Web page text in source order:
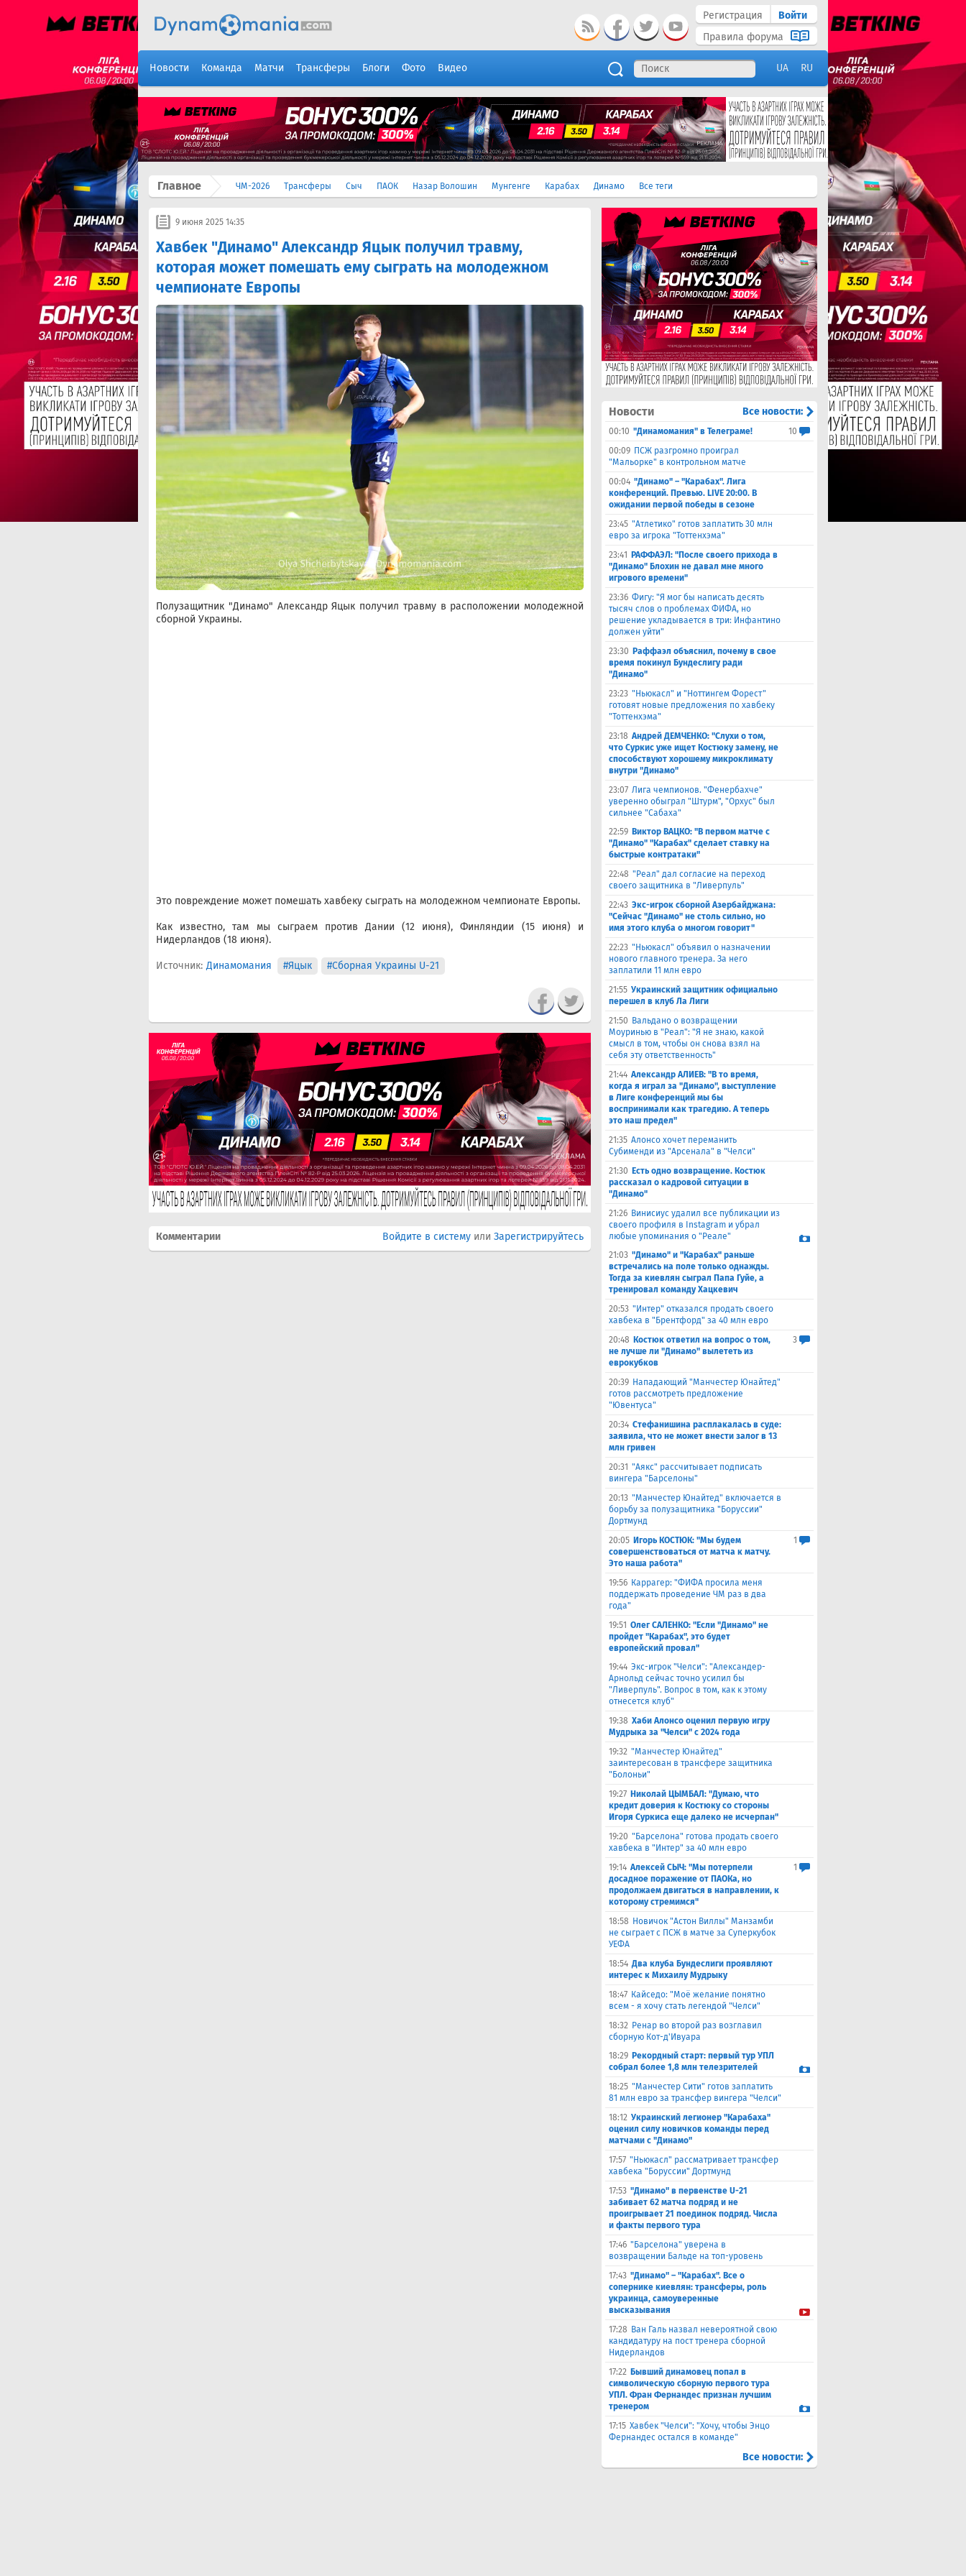
Регистрация
Войти
Правила форума
Новости Команда Матчи Трансферы Блоги Фото Видео UA RU
Главное ЧМ-2026 Трансферы Сыч ПАОК Назар Волошин Мунгенге Карабах Динамо Все теги
9 июня 2025 14:35
Хавбек "Динамо" Александр Яцык получил травму,
которая может помешать ему сыграть на молодежном
чемпионате Европы
Полузащитник "Динамо" Александр Яцык получил травму в расположении молодежной
сборной Украины.
Это повреждение может помешать хавбеку сыграть на молодежном чемпионате Европы.
Как известно, там мы сыграем против Дании (12 июня), Финляндии (15 июня) и
Нидерландов (18 июня).
Источник: Динамомания #Яцык #Сборная Украины U-21
Комментарии Войдите в систему или Зарегистрируйтесь
Новости Все новости:
00:10 "Динамомания" в Телеграме!
10
00:09 ПСЖ разгромно проиграл
"Мальорке" в контрольном матче
00:04 "Динамо" – "Карабах". Лига
конференций. Превью. LIVE 20:00. В
ожидании первой победы в сезоне
23:45 "Атлетико" готов заплатить 30 млн
евро за игрока "Тоттенхэма"
23:41
РАФФАЭЛ: "После своего прихода в
"Динамо" Блохин не давал мне много
игрового времени"
23:36 Фигу: "Я мог бы написать десять
тысяч слов о проблемах ФИФА, но
решение укладывается в три: Инфантино
должен уйти"
23:30 Раффаэл объяснил, почему в свое
время покинул Бундеслигу ради
"Динамо"
23:23 "Ньюкасл" и "Ноттингем Форест"
готовят новые предложения по хавбеку
"Тоттенхэма"
23:18 Андрей ДЕМЧЕНКО: "Слухи о том,
что Суркис уже ищет Костюку замену, не
способствуют хорошему микроклимату
внутри "Динамо"
23:07 Лига чемпионов. "Фенербахче"
уверенно обыграл "Штурм", "Орхус" был
сильнее "Сабаха"
22:59 Виктор ВАЦКО: "В первом матче с
"Динамо" "Карабах" сделает ставку на
быстрые контратаки"
22:48 "Реал" дал согласие на переход
своего защитника в "Ливерпуль"
22:43 Экс-игрок сборной Азербайджана:
"Сейчас "Динамо" не столь сильно, но
имя этого клуба о многом говорит"
22:23 "Ньюкасл" объявил о назначении
нового главного тренера. За него
заплатили 11 млн евро
21:55 Украинский защитник официально
перешел в клуб Ла Лиги
21:50 Вальдано о возвращении
Моуринью в "Реал": "Я не знаю, какой
смысл в том, чтобы он снова взял на
себя эту ответственность"
21:44 Александр АЛИЕВ: "В то время,
когда я играл за "Динамо", выступление
в Лиге конференций мы бы
воспринимали как трагедию. А теперь
это наш предел"
21:35 Алонсо хочет переманить
Субименди из "Арсенала" в "Челси"
21:30 Есть одно возвращение. Костюк
рассказал о кадровой ситуации в
"Динамо"
21:26 Винисиус удалил все публикации из
своего профиля в Instagram и убрал
любые упоминания о "Реале"
21:03 "Динамо" и "Карабах" раньше
встречались на поле только однажды.
Тогда за киевлян сыграл Папа Гуйе, а
тренировал команду Хацкевич
20:53 "Интер" отказался продать своего
хавбека в "Брентфорд" за 40 млн евро
20:48 Костюк ответил на вопрос о том,
не лучше ли "Динамо" вылететь из
еврокубков
3
20:39 Нападающий "Манчестер Юнайтед"
готов рассмотреть предложение
"Ювентуса"
20:34 Стефанишина расплакалась в суде:
заявила, что не может внести залог в 13
млн гривен
20:31 "Аякс" рассчитывает подписать
вингера "Барселоны"
20:13 "Манчестер Юнайтед" включается в
борьбу за полузащитника "Боруссии"
Дортмунд
20:05 Игорь КОСТЮК: "Мы будем
совершенствоваться от матча к матчу.
Это наша работа"
1
19:56 Каррагер: "ФИФА просила меня
поддержать проведение ЧМ раз в два
года"
19:51 Олег САЛЕНКО: "Если "Динамо" не
пройдет "Карабах", это будет
европейский провал"
19:44 Экс-игрок "Челси": "Александер-
Арнольд сейчас точно усилил бы
"Ливерпуль". Вопрос в том, как к этому
отнесется клуб"
19:38 Хаби Алонсо оценил первую игру
Мудрыка за "Челси" с 2024 года
19:32 "Манчестер Юнайтед"
заинтересован в трансфере защитника
"Болоньи"
19:27 Николай ЦЫМБАЛ: "Думаю, что
кредит доверия к Костюку со стороны
Игоря Суркиса еще далеко не исчерпан"
19:20 "Барселона" готова продать своего
хавбека в "Интер" за 40 млн евро
19:14 Алексей СЫЧ: "Мы потерпели
досадное поражение от ПАОКа, но
продолжаем двигаться в направлении, к
которому стремимся"
1
18:58 Новичок "Астон Виллы" Манзамби
не сыграет с ПСЖ в матче за Суперкубок
УЕФА
18:54 Два клуба Бундеслиги проявляют
интерес к Михаилу Мудрыку
18:47 Кайседо: "Моё желание понятно
всем - я хочу стать легендой "Челси"
18:32 Ренар во второй раз возглавил
сборную Кот-д'Ивуара
18:29 Рекордный старт: первый тур УПЛ
собрал более 1,8 млн телезрителей
18:25 "Манчестер Сити" готов заплатить
81 млн евро за трансфер вингера "Челси"
18:12 Украинский легионер "Карабаха"
оценил силу новичков команды перед
матчами с "Динамо"
17:57 "Ньюкасл" рассматривает трансфер
хавбека "Боруссии" Дортмунд
17:53 "Динамо" в первенстве U-21
забивает 62 матча подряд и не
проигрывает 21 поединок подряд. Числа
и факты первого тура
17:46 "Барселона" уверена в
возвращении Бальде на топ-уровень
17:43 "Динамо" – "Карабах". Все о
сопернике киевлян: трансферы, роль
украинца, самоуверенные
высказывания
17:28 Ван Галь назвал невероятной свою
кандидатуру на пост тренера сборной
Нидерландов
17:22 Бывший динамовец попал в
символическую сборную первого тура
УПЛ. Фран Фернандес признан лучшим
тренером
17:15 Хавбек "Челси": "Хочу, чтобы Энцо
Фернандес остался в команде"
Все новости: